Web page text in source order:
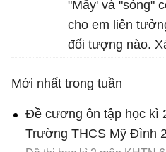
"Mây' và "sóng"
cho em liên
đối tượng nào.
trong hình ảnh
nêu tác dụng
Mới nhất trong tuần
Đề cương ôn tập học kì
Trường THCS Mỹ Đình